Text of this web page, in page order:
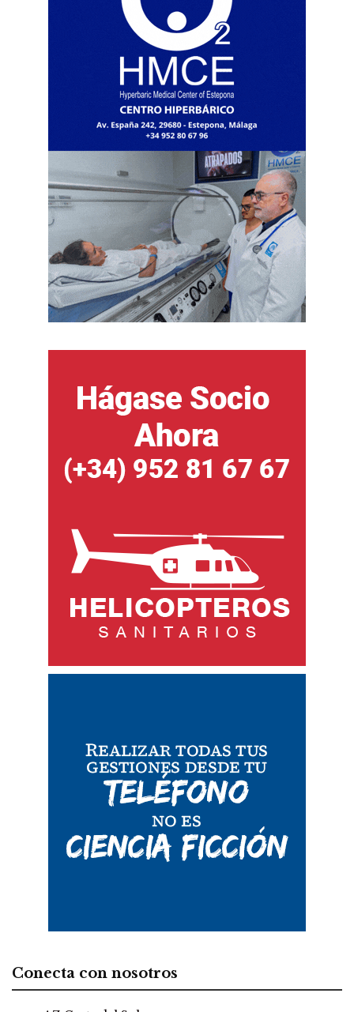
Conecta con nosotros